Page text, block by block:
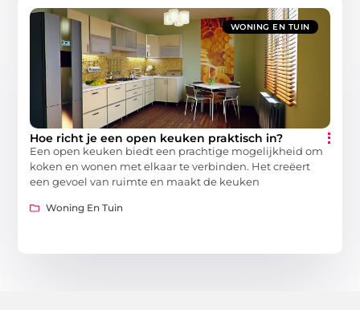
WONING EN TUIN
Hoe richt je een open keuken praktisch in?
Een open keuken biedt een prachtige mogelijkheid om
koken en wonen met elkaar te verbinden. Het creëert
een gevoel van ruimte en maakt de keuken
Woning En Tuin